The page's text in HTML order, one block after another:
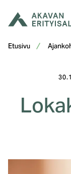
sisältöön
Etusivu